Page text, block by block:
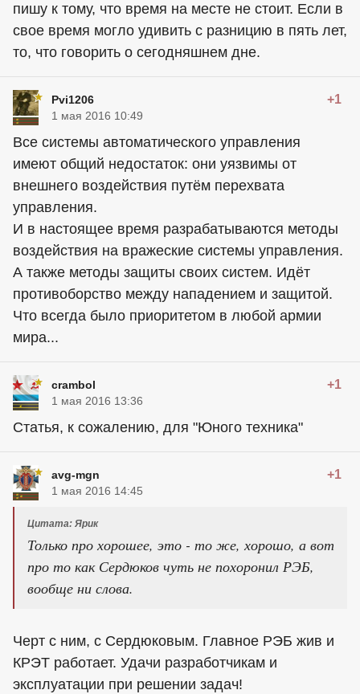
пишу к тому, что время на месте не стоит. Если в
свое время могло удивить с разницию в пять лет,
то, что говорить о сегодняшнем дне.
Pvi1206 +1
1 мая 2016 10:49
Все системы автоматического управления
имеют общий недостаток: они уязвимы от
внешнего воздействия путём перехвата
управления.
И в настоящее время разрабатываются методы
воздействия на вражеские системы управления.
А также методы защиты своих систем. Идёт
противоборство между нападением и защитой.
Что всегда было приоритетом в любой армии
мира...
crambol +1
1 мая 2016 13:36
Статья, к сожалению, для "Юного техника"
avg-mgn +1
1 мая 2016 14:45
Цитата: Ярик
Только про хорошее, это - то же, хорошо, а вот
про то как Сердюков чуть не похоронил РЭБ,
вообще ни слова.
Черт с ним, с Сердюковым. Главное РЭБ жив и
КРЭТ работает. Удачи разработчикам и
эксплуатации при решении задач!